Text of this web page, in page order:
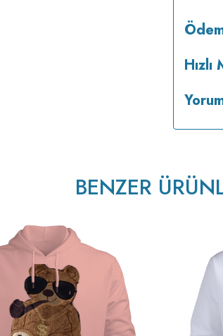
Hızlı
BENZER